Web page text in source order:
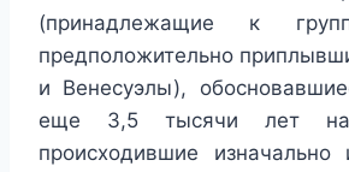
(принадлежащие к
предположительно
и Венесуэлы),
еще 3,5 тысячи лет
происходившие